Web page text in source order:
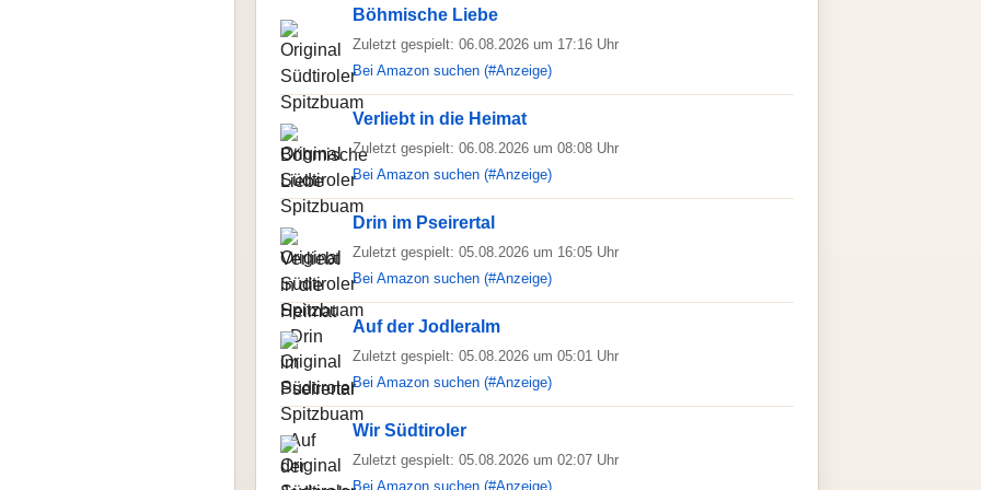
Böhmische Liebe
Zuletzt gespielt: 06.08.2026 um 17:16 Uhr
Bei Amazon suchen (#Anzeige)
Verliebt in die Heimat
Zuletzt gespielt: 06.08.2026 um 08:08 Uhr
Bei Amazon suchen (#Anzeige)
Drin im Pseirertal
Zuletzt gespielt: 05.08.2026 um 16:05 Uhr
Bei Amazon suchen (#Anzeige)
Auf der Jodleralm
Zuletzt gespielt: 05.08.2026 um 05:01 Uhr
Bei Amazon suchen (#Anzeige)
Wir Südtiroler
Zuletzt gespielt: 05.08.2026 um 02:07 Uhr
Bei Amazon suchen (#Anzeige)